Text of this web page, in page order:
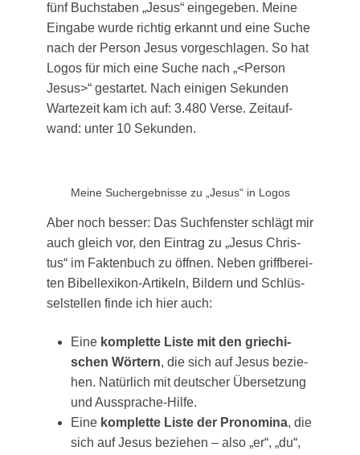
fünf Buch­sta­ben „Jesus“ ein­ge­ge­ben. Mei­ne
Ein­ga­be wur­de rich­tig erkannt und eine Suche
nach der Per­son Jesus vor­ge­schla­gen. So hat
Logos für mich eine Suche nach „<Per­son
Jesus>“ gestar­tet. Nach eini­gen Sekun­den
War­te­zeit kam ich auf: 3.480 Ver­se. Zeit­auf­
wand: unter 10 Sekunden.
Mei­ne Such­ergeb­nis­se zu „Jesus“ in Logos
Aber noch bes­ser: Das Such­fens­ter schlägt mir
auch gleich vor, den Ein­trag zu „Jesus Chris­
tus“ im Fak­ten­buch zu öff­nen. Neben griff­be­rei­
ten Bibel­le­xi­kon-Arti­keln, Bil­dern und Schlüs­
sel­stel­len fin­de ich hier auch:
Eine kom­plet­te Lis­te mit den grie­chi­
schen Wör­tern, die sich auf Jesus bezie­
hen. Natür­lich mit deut­scher Über­set­zung
und Aussprache-Hilfe.
Eine kom­plet­te Lis­te der Pro­no­mi­na, die
sich auf Jesus bezie­hen – also „er“, „du“,